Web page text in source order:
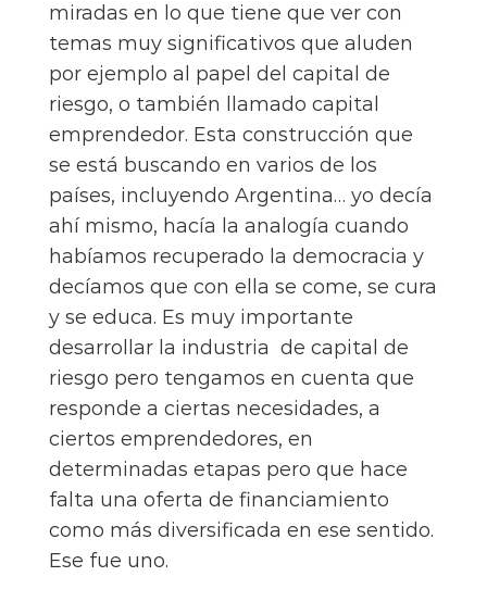
miradas en lo que tiene que ver con
temas muy significativos que aluden
por ejemplo al papel del capital de
riesgo, o también llamado capital
emprendedor. Esta construcción que
se está buscando en varios de los
países, incluyendo Argentina… yo decía
ahí mismo, hacía la analogía cuando
habíamos recuperado la democracia y
decíamos que con ella se come, se cura
y se educa. Es muy importante
desarrollar la industria de capital de
riesgo pero tengamos en cuenta que
responde a ciertas necesidades, a
ciertos emprendedores, en
determinadas etapas pero que hace
falta una oferta de financiamiento
como más diversificada en ese sentido.
Ese fue uno.